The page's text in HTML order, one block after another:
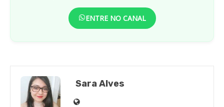
ENTRE NO CANAL
Sara Alves
Site